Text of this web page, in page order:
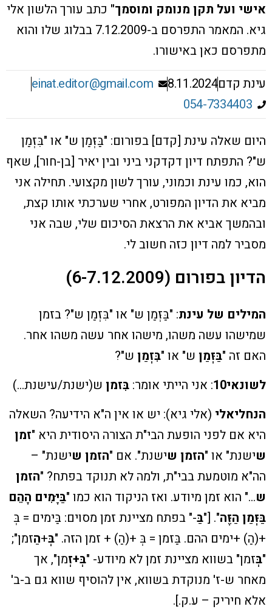
אישי ועל תקן מנומק ומוסמך" כתב עורך הלשון אלי
גיא. המאמר
התפרסם ב-7.12.2009 בבלוג שלו והוא
מתפרסם כאן באישורו.
עינת קדם8.11.2024
einat.editor@gmail.com
054-7334403
היום שאלה עינת [קדם] בפורום: ‫"בַּזְּמַן ש" או "בִּזְמַן
ש"? התפתח דיון דקדקני ביני ובין יאיר [בן-חור], שאף
הוא, כמו עינת וכמוני, עורך לשון מקצועי. תחילה אני
מביא את הדיון המפורט, אחרי שערכתי אותו קצת,
ובהמשך אביא את הרצאת הסיכום שלי, שבה אני
מסביר למה דיון כזה חשוב לי.
הדיון בפורום (6-7.12.2009)
המילים של עינת: "בַּזְּמַן ש" או "בִּזְמַן ש"? בזמן
שמישהו עשה משהו, מישהו אחר עשה משהו אחר.
האם זה "בַּזְּמַן ש" או "בִּזְמַן ש"?
לשונאי10
: אני הייתי אומר: בִּזמן ש(ישנת/עישנת…)
הנחליאלי (אלי גיא): יש או אין ה"א הידיעה? השאלה
היא אם לפני הופעת הבי"ת הצורה היסודית היא "זמן
שישנת" או "הזמן שישנת". אם "הזמן שישנת" –
הה"א מוטמעת בבי"ת, ולמה לא תנוקד בפתח? "הזמן
ש…" הוא זמן מיודע. ואז הניקוד הוא כמו "בַּיָּמִים הָהֵם
בַּזְּמַן הַזֶּה".
["בַּ-" בפתח מציינת זמן מסוים: בַּימים = בְּ
+(הַ) +ימים ההם. בַּזמן = בְּ +(הַ) + זמן הזה. "בְּ+הַזמן";
"בְּזמן" בשווא מציינת זמן לא מיודע- "בְּ+זְמן", אך
מאחר ש-ז' מנוקדת בשווא, אין להוסיף שווא גם ב-ב'
אלא חיריק – ע.ק.].